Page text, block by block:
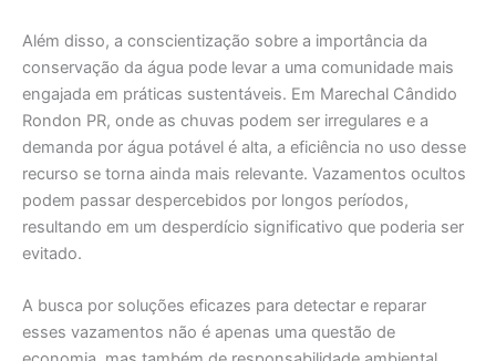
Além disso, a conscientização sobre a importância da
conservação da água pode levar a uma comunidade mais
engajada em práticas sustentáveis. Em Marechal Cândido
Rondon PR, onde as chuvas podem ser irregulares e a
demanda por água potável é alta, a eficiência no uso desse
recurso se torna ainda mais relevante. Vazamentos ocultos
podem passar despercebidos por longos períodos,
resultando em um desperdício significativo que poderia ser
evitado.
A busca por soluções eficazes para detectar e reparar
esses vazamentos não é apenas uma questão de